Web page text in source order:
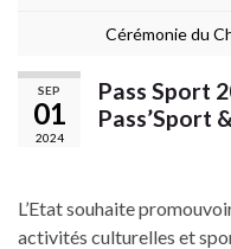
Cérémonie du
SEP
01
2024
Pass Sport
Pass’Sport
L’Etat souhaite
activités culturelles et